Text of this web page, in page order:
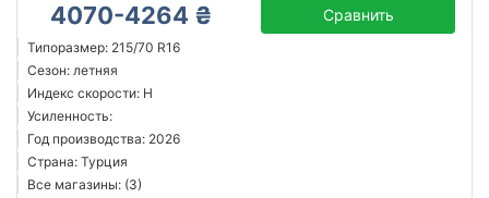
4070-4264 ₴ Сравнить
Типоразмер: 215/70 R16
Сезон: летняя
Индекс скорости: H
Усиленность:
Год производства: 2026
Страна: Турция
Все магазины: (3)